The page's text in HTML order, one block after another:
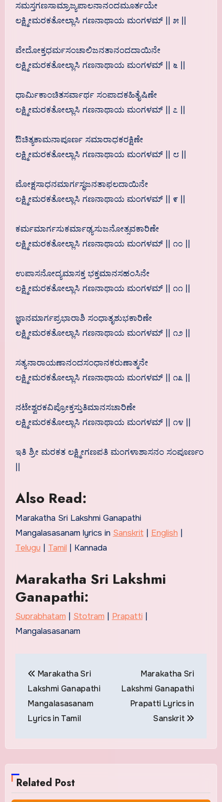
ಸಮಸ್ತಗಣಸಾಮ್ರಾಜ್ಯಪಾಲನಾನಂದಮೂರ್ತಯೇ
ಲಕ್ಷ್ಮೀಮರಕತೋಲ್ಲಾಸಿ ಗಣನಾಥಾಯ ಮಂಗಳಮ್ || ೫ ||
ವೇದೋಕ್ತಧರ್ಮಸಂಚಾಲಿಜನತಾನಂದದಾಯಿನೇ
ಲಕ್ಷ್ಮೀಮರಕತೋಲ್ಲಾಸಿ ಗಣನಾಥಾಯ ಮಂಗಳಮ್ || ೬ ||
ಧಾರ್ಮಿಕಾಂಚಿತಸರ್ವಾರ್ಥ ಸಂಪಾದಕಹಿತೈಷಿಣೇ
ಲಕ್ಷ್ಮೀಮರಕತೋಲ್ಲಾಸಿ ಗಣನಾಥಾಯ ಮಂಗಳಮ್ || ೭ ||
ಔಚಿತ್ಯಕಾಮನಾಪೂರ್ಣ ಸಮಾರಾಧಕರಕ್ಷಿಣೇ
ಲಕ್ಷ್ಮೀಮರಕತೋಲ್ಲಾಸಿ ಗಣನಾಥಾಯ ಮಂಗಳಮ್ || ೮ ||
ಮೋಕ್ಷಸಾಧನಮಾರ್ಗಸ್ಥಜನತಾಫಲದಾಯಿನೇ
ಲಕ್ಷ್ಮೀಮರಕತೋಲ್ಲಾಸಿ ಗಣನಾಥಾಯ ಮಂಗಳಮ್ || ೯ ||
ಕರ್ಮಮಾರ್ಗಸುಕರ್ಮಾಢ್ಯಸುಜನೋತ್ಸವಕಾರಿಣೇ
ಲಕ್ಷ್ಮೀಮರಕತೋಲ್ಲಾಸಿ ಗಣನಾಥಾಯ ಮಂಗಳಮ್ || ೧೦ ||
ಉಪಾಸನೋದ್ಯಮಾಸಕ್ತ ಭಕ್ತಮಾನಸಹಂಸಿನೇ
ಲಕ್ಷ್ಮೀಮರಕತೋಲ್ಲಾಸಿ ಗಣನಾಥಾಯ ಮಂಗಳಮ್ || ೧೧ ||
ಜ್ಞಾನಮಾರ್ಗಪ್ರಭಾರಾಶಿ ಸಂಧಾತೃಶುಭಕಾರಿಣೇ
ಲಕ್ಷ್ಮೀಮರಕತೋಲ್ಲಾಸಿ ಗಣನಾಥಾಯ ಮಂಗಳಮ್ || ೧೨ ||
ಸತ್ಯನಾರಾಯಣಾನಂದಸಂಧಾನಕರುಣಾತ್ಮನೇ
ಲಕ್ಷ್ಮೀಮರಕತೋಲ್ಲಾಸಿ ಗಣನಾಥಾಯ ಮಂಗಳಮ್ || ೧೩ ||
ನಟೇಶ್ವರಕವಿಪ್ರೋಕ್ತಸ್ತುತಿಮಾನಸಚಾರಿಣೇ
ಲಕ್ಷ್ಮೀಮರಕತೋಲ್ಲಾಸಿ ಗಣನಾಥಾಯ ಮಂಗಳಮ್ || ೧೪ ||
ಇತಿ ಶ್ರೀ ಮರಕತ ಲಕ್ಷ್ಮೀಗಣಪತಿ ಮಂಗಳಾಶಾಸನಂ ಸಂಪೂರ್ಣಂ
Also Read:
Marakatha Sri Lakshmi Ganapathi
Mangalasasanam lyrics in Sanskrit| English |
Telugu | Tamil | Kannada
Marakatha Sri Lakshmi
Ganapathi:
Suprabhatam Stotram Prapatti
Mangalasasanam
navigation
Marakatha Sri
Lakshmi Ganapathi
Mangalasasanam
Lyrics in Tamil
Marakatha Sri
Lakshmi Ganapathi
Prapatti Lyrics in
Sanskrit
Related Post